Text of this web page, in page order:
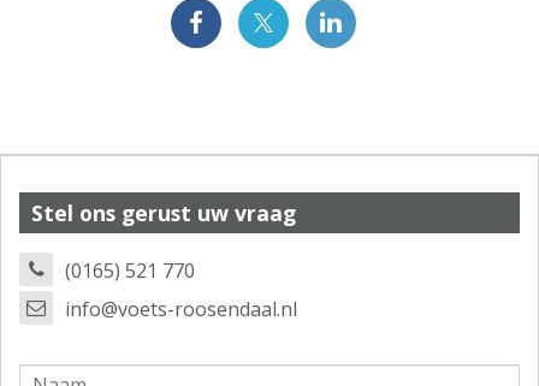
Stel ons gerust uw vraag
(0165) 521 770
info@voets-roosendaal.nl